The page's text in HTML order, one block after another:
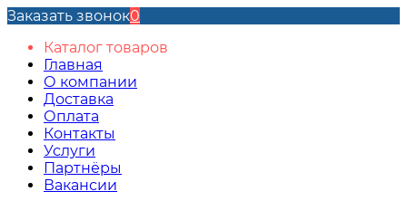
Заказать звонок0
Каталог товаров
Главная
О компании
Доставка
Оплата
Контакты
Услуги
Партнёры
Вакансии